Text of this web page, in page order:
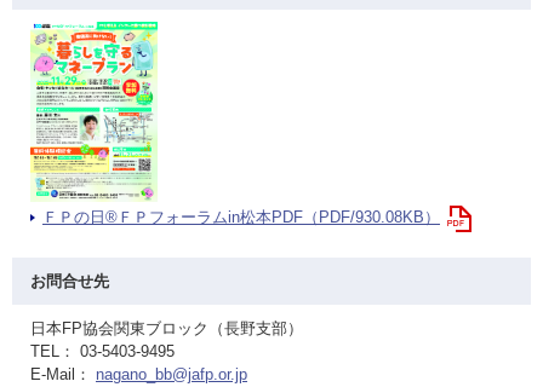
ＦＰの日®ＦＰフォーラムin松本PDF（PDF/930.08KB）
お問合せ先
日本FP協会関東ブロック（長野支部）
TEL： 03-5403-9495
E-Mail： nagano_bb@jafp.or.jp